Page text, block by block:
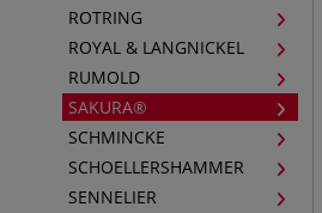
ROTRING
ROYAL & LANGNICKEL
RUMOLD
SAKURA®
SCHMINCKE
SCHOELLERSHAMMER
SENNELIER